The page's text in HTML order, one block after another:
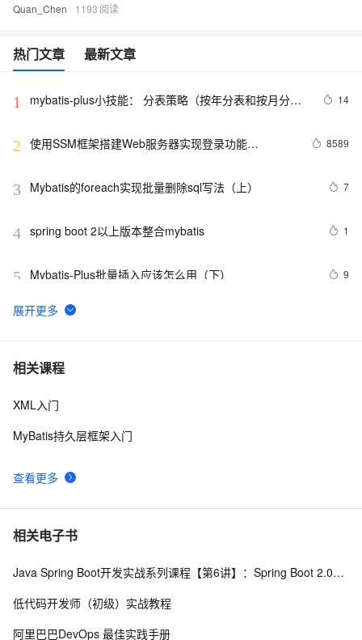
Quan_Chen 1193
热门文章 最新文章
1
mybatis-plus小技能： 分表策略（按年分表和按月分
14
2 使用SSM框架搭建Web服务器实现登录功能
8589
3 Mybatis的foreach实现批量删除sql写法（上） 7
4 spring boot 2以上版本整合mybatis 1
5 Mybatis-Plus批量插入应该怎么用（下） 9
6 [J2EE]MyBatis增删改查
7 MyBatis - (一) 基本数据操作命令和简单映射
8
【Mybatis】深入学习MyBatis：概述、主要特性以及配置
相关课程
查看更多
XML入门
MyBatis持久层框架入门
相关电子书
Java Spring Boot开发实战系列课程【第6讲】：Spring Boot 2.0实战MyBatis与优化(Java面试题)
低代码开发师（初级）实战教程
阿里巴巴DevOps 最佳实践手册